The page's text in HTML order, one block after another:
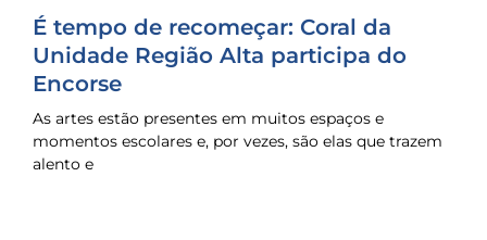
É tempo de recomeçar: Coral da
Unidade Região Alta participa do
Encorse
As artes estão presentes em muitos espaços e
momentos escolares e, por vezes, são elas que trazem
alento e